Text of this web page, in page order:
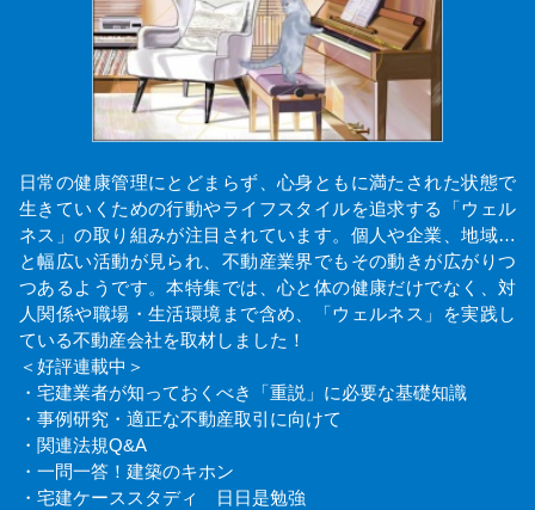
日常の健康管理にとどまらず、心身ともに満たされた状態で
生きていくための行動やライフスタイルを追求する「ウェル
ネス」の取り組みが注目されています。個人や企業、地域…
と幅広い活動が見られ、不動産業界でもその動きが広がりつ
つあるようです。本特集では、心と体の健康だけでなく、対
人関係や職場・生活環境まで含め、「ウェルネス」を実践し
ている不動産会社を取材しました！
＜好評連載中＞
・宅建業者が知っておくべき「重説」に必要な基礎知識
・事例研究・適正な不動産取引に向けて
・関連法規Q&A
・一問一答！建築のキホン
・宅建ケーススタディ 日日是勉強